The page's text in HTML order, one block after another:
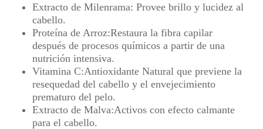
Extracto de Milenrama: Provee brillo y lucidez al
cabello.
Proteína de Arroz:Restaura la fibra capilar
después de procesos químicos a partir de una
nutrición intensiva.
Vitamina C:Antioxidante Natural que previene la
resequedad del cabello y el envejecimiento
prematuro del pelo.
Extracto de Malva:Activos con efecto calmante
para el cabello.